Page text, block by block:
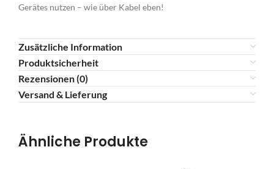
Gerätes nutzen – wie über Kabel eben!
Zusätzliche Information
Produktsicherheit
Rezensionen (0)
Versand & Lieferung
Ähnliche Produkte